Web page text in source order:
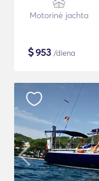
Motorinė jachta
$953 /diena